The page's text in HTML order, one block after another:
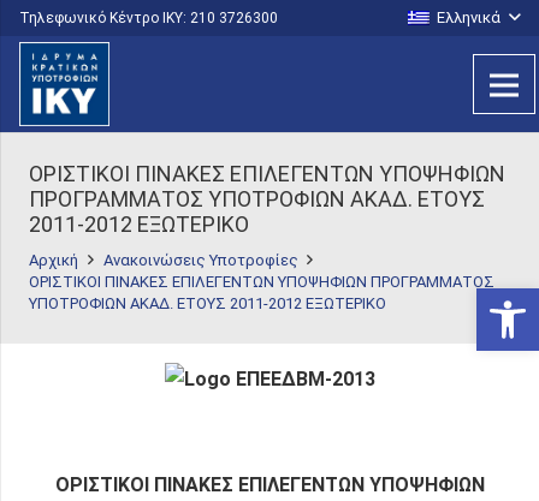
Τηλεφωνικό Κέντρο IKY: 210 3726300 Ελληνικά
ΟΡΙΣΤΙΚΟΙ ΠΙΝΑΚΕΣ ΕΠΙΛΕΓΕΝΤΩΝ ΥΠΟΨΗΦΙΩΝ
ΠΡΟΓΡΑΜΜΑΤΟΣ ΥΠΟΤΡΟΦΙΩΝ ΑΚΑΔ. ΕΤΟΥΣ
2011-2012 ΕΞΩΤΕΡΙΚΟ
Αρχική
Ανακοινώσεις Υποτροφίες
ΟΡΙΣΤΙΚΟΙ ΠΙΝΑΚΕΣ ΕΠΙΛΕΓΕΝΤΩΝ ΥΠΟΨΗΦΙΩΝ ΠΡΟΓΡΑΜΜΑΤΟΣ
ΥΠΟΤΡΟΦΙΩΝ ΑΚΑΔ. ΕΤΟΥΣ 2011-2012 ΕΞΩΤΕΡΙΚΟ
ΟΡΙΣΤΙΚΟΙ ΠΙΝΑΚΕΣ ΕΠΙΛΕΓΕΝΤΩΝ ΥΠΟΨΗΦΙΩΝ